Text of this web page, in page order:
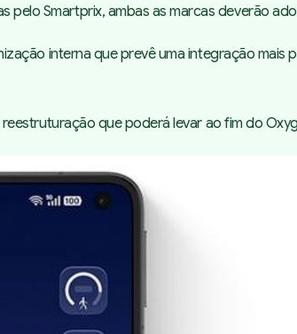
pelo Smartprix, ambas as marcas deverão
interna que prevê uma integração mais
que poderá levar ao fim do